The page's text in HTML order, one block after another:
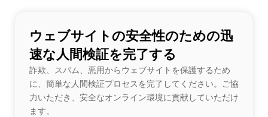
ウェブサイトの安全性のための迅
速な人間検証を完了する
詐欺、スパム、悪用からウェブサイトを保護するため
に、簡単な人間検証プロセスを完了してください。ご協
力いただき、安全なオンライン環境に貢献していただけ
ます。